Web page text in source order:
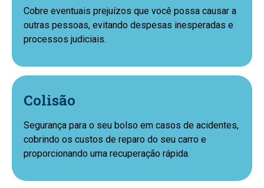
Cobre eventuais prejuízos que você possa causar a
outras pessoas, evitando despesas inesperadas e
processos judiciais.
Colisão
Segurança para o seu bolso em casos de acidentes,
cobrindo os custos de reparo do seu carro e
proporcionando uma recuperação rápida.